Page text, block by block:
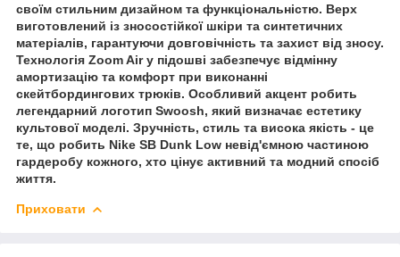
своїм стильним дизайном та функціональністю. Верх
виготовлений із зносостійкої шкіри та синтетичних
матеріалів, гарантуючи довговічність та захист від зносу.
Технологія Zoom Air у підошві забезпечує відмінну
амортизацію та комфорт при виконанні
скейтбордингових трюків. Особливий акцент робить
легендарний логотип Swoosh, який визначає естетику
культової моделі. Зручність, стиль та висока якість - це
те, що робить Nike SB Dunk Low невід'ємною частиною
гардеробу кожного, хто цінує активний та модний спосіб
життя.
Приховати